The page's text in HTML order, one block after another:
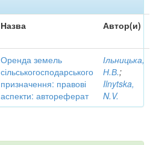
Назва Автор(и)
Оренда земель
сільськогосподарського
призначення: правові
аспекти: автореферат
Ільницька,
Н.В.;
Ilnytska,
N.V.